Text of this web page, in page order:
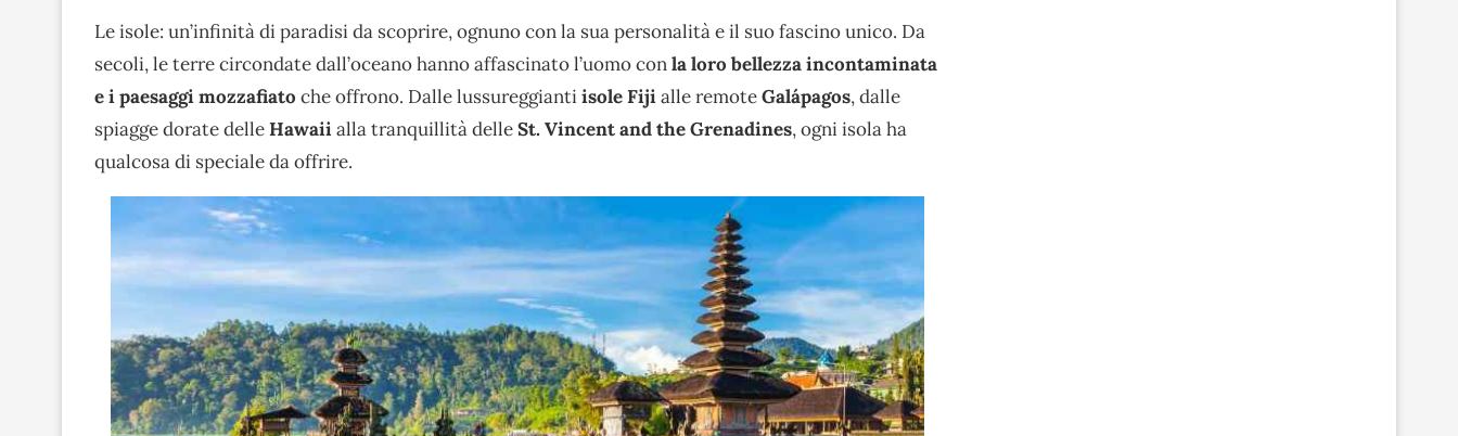
Le isole: un’infinità di paradisi da scoprire, ognuno con la sua personalità e il suo fascino unico. Da
secoli, le terre circondate dall’oceano hanno affascinato l’uomo conla loro bellezza incontaminata
e i paesaggi mozzafiato che offrono. Dalle lussureggiantiisole Fijialle remoteGalápagos, dalle
spiagge dorate delleHawaiialla tranquillità delleSt. Vincent and the Grenadines, ogni isola ha
qualcosa di speciale da offrire.